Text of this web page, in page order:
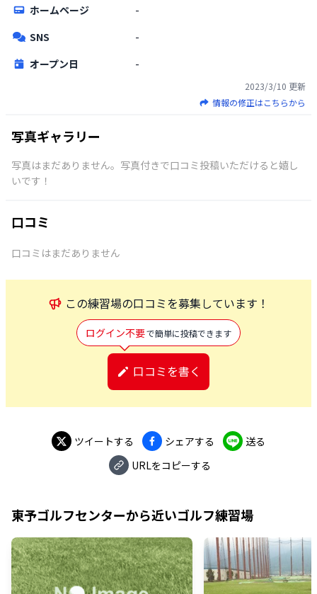
ホームページ
-
SNS
-
オープン日
-
2023/3/10 更新
情報の修正はこちらから
写真ギャラリー
写真はまだありません。写真付きで口コミ投稿いただけると嬉し
いです！
口コミ
口コミはまだありません
この練習場の口コミを募集しています！
ログイン不要で簡単に投稿できます
口コミを書く
ツイートする シェアする
送る
URLをコピーする
東予ゴルフセンターから近いゴルフ練習場